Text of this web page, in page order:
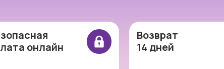
Возврат
14 дней
онлайн